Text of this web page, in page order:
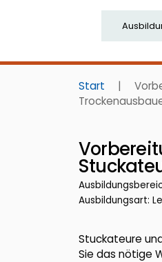
Start |
Ausbildungsart:
Stuckateure
Sie das nötige